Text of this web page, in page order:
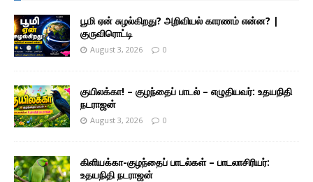
பூமி ஏன் சுழல்கிறது? அறிவியல் காரணம் என்ன? |
குருவிரொட்டி
August 3, 2026 0
குயிலக்கா! – குழந்தைப் பாடல் – எழுதியவர்: உதயநிதி
நடராஜன்
August 3, 2026 0
கிளியக்கா-குழந்தைப் பாடல்கள் – பாடலாசிரியர்:
உதயநிதி நடராஜன்